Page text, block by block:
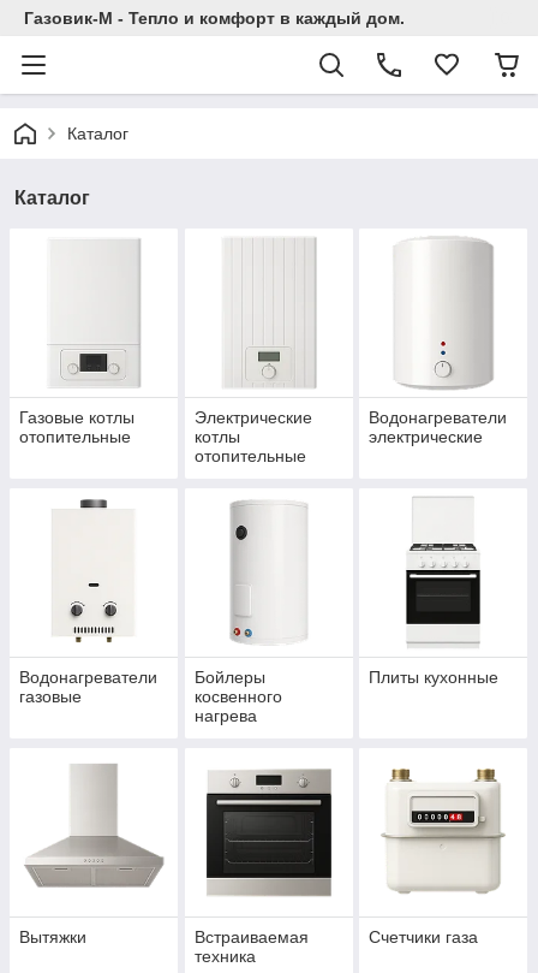
Газовик-М - Тепло и комфорт в каждый дом.
Каталог
Каталог
Газовые котлы
отопительные
Электрические
котлы
отопительные
Водонагреватели
электрические
Водонагреватели
газовые
Бойлеры
косвенного
нагрева
Плиты кухонные
Вытяжки
Встраиваемая
техника
Счетчики газа